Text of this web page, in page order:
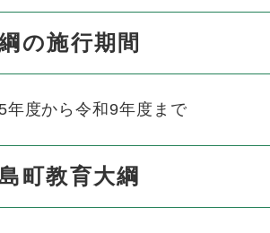
の施行期間
度から令和9年度まで
町教育大綱